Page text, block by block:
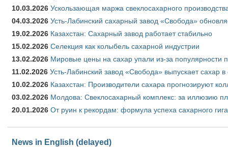
10.03.2026 Ускользающая маржа свеклосахарного
04.03.2026 Усть-Лабинский сахарный завод «Свобода»
19.02.2026 Казахстан: Сахарный завод работает стабильно
15.02.2026 Селекция как колыбель сахарной индустрии
13.02.2026 Мировые цены на сахар упали из-за популярности
11.02.2026 Усть-Лабинский завод «Свобода» выпускает сахар в
10.02.2026 Казахстан: Производители сахара прогнозируют
03.02.2026 Молдова: Свеклосахарный комплекс: за иллюзию
20.01.2026 От руин к рекордам: формула успеха сахарного
News in English (delayed)